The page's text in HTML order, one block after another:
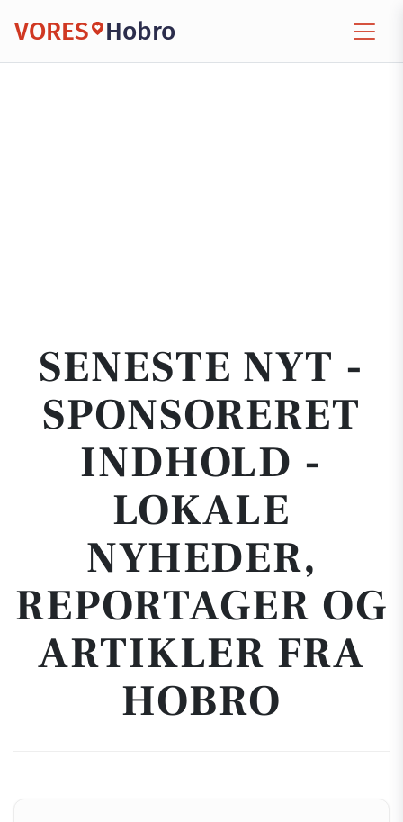
VORES Hobro
SENESTE NYT -
SPONSORERET
INDHOLD -
LOKALE
NYHEDER,
REPORTAGER OG
ARTIKLER FRA
HOBRO